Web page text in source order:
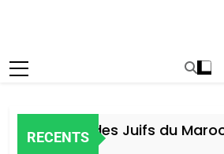
RECENTS
Histoire des Juifs du Maroc,